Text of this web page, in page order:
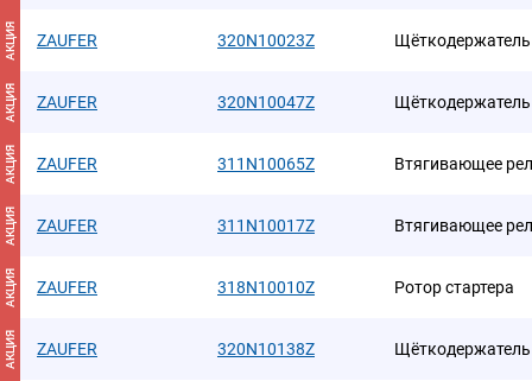
АКЦИЯ ZAUFER 320N10023Z Щёткодержатель
АКЦИЯ ZAUFER 320N10047Z Щёткодержатель
АКЦИЯ ZAUFER 311N10065Z Втягивающее
АКЦИЯ ZAUFER 311N10017Z Втягивающее
АКЦИЯ ZAUFER 318N10010Z Ротор стартера
АКЦИЯ ZAUFER 320N10138Z Щёткодержатель